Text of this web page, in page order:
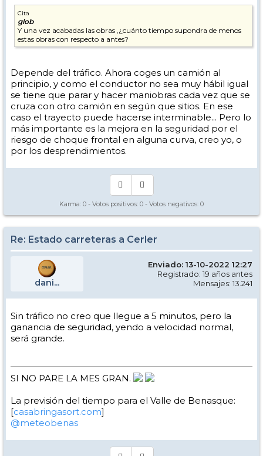
Cita
glob
Y una vez acabadas las obras ,¿cuánto tiempo supondra de menos
estas obras con respecto a antes?
Depende del tráfico. Ahora coges un camión al
principio, y como el conductor no sea muy hábil igual
se tiene que parar y hacer maniobras cada vez que se
cruza con otro camión en según que sitios. En ese
caso el trayecto puede hacerse interminable... Pero lo
más importante es la mejora en la seguridad por el
riesgo de choque frontal en alguna curva, creo yo, o
por los desprendimientos.
Karma: 0 - Votos positivos: 0 - Votos negativos: 0
Re: Estado carreteras a Cerler
dani...
Enviado: 13-10-2022 12:27
Registrado: 19 años antes
Mensajes: 13.241
Sin tráfico no creo que llegue a 5 minutos, pero la
ganancia de seguridad, yendo a velocidad normal,
será grande.
SI NO PARE LA MES GRAN.
La previsión del tiempo para el Valle de Benasque:
[casabringasort.com]
@meteobenas